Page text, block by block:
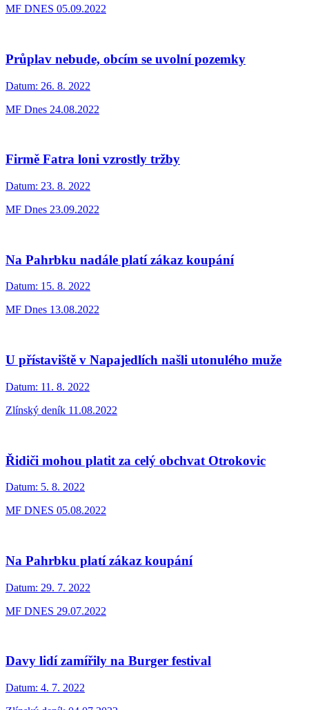
MF DNES 05.09.2022
Průplav nebude, obcím se uvolní pozemky
Datum: 26. 8. 2022
MF Dnes 24.08.2022
Firmě Fatra loni vzrostly tržby
Datum: 23. 8. 2022
MF Dnes 23.09.2022
Na Pahrbku nadále platí zákaz koupání
Datum: 15. 8. 2022
MF Dnes 13.08.2022
U přístaviště v Napajedlích našli utonulého muže
Datum: 11. 8. 2022
Zlínský deník 11.08.2022
Řidiči mohou platit za celý obchvat Otrokovic
Datum: 5. 8. 2022
MF DNES 05.08.2022
Na Pahrbku platí zákaz koupání
Datum: 29. 7. 2022
MF DNES 29.07.2022
Davy lidí zamířily na Burger festival
Datum: 4. 7. 2022